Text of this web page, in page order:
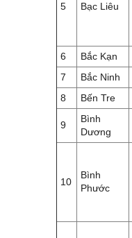
5 Bạc Liêu
6 Bắc Kạn
7
Bắc Ninh
8
Bến Tre
9
Bình
Dương
10
Bình
Phước